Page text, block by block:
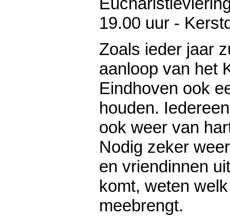
19.00 uur -
Zoals ieder jaar
aanloop van het
Eindhoven ook
houden.
ook weer van
Nodig zeker
en vriendinnen
komt, weten
meebrengt.